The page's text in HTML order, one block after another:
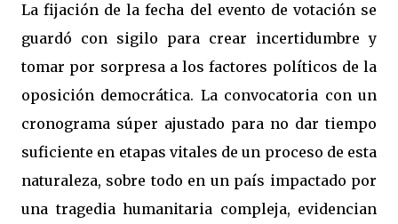
La fijación de la fecha del evento de votación se
guardó con sigilo para crear incertidumbre y
tomar por sorpresa a los factores políticos de la
oposición democrática. La convocatoria con un
cronograma súper ajustado para no dar tiempo
suficiente en etapas vitales de un proceso de esta
naturaleza, sobre todo en un país impactado por
una tragedia humanitaria compleja, evidencian